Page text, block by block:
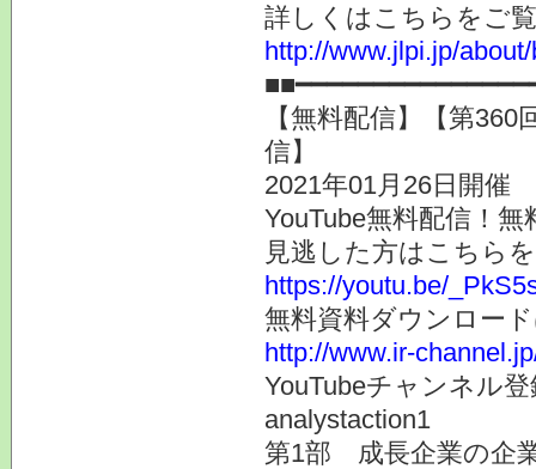
詳しくはこちらをご
http://www.jlpi.jp/
【無料配信】【第
信】
2021年01月26日開催
YouTube無料配信！
見逃した方はこちら
https://youtu.be/
無料資料ダウンロー
http://www.ir-
YouTubeチャンネル
analystaction1
第1部 成長企業の企